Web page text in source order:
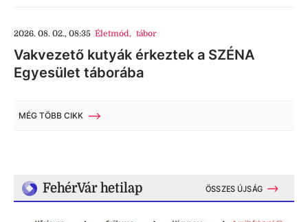
2026. 08. 02., 08:35 Életmód, tábor
Vakvezető kutyák érkeztek a SZÉNA
Egyesület táborába
MÉG TÖBB CIKK
FehérVár hetilap ÖSSZES ÚJSÁG